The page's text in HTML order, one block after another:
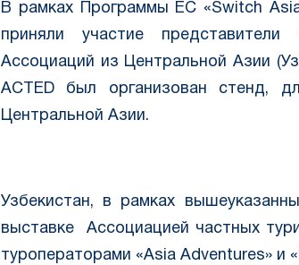
В рамках Программы ЕС «Switch
приняли участие
Ассоциаций из Центральной Азии
ACTED был организован стенд,
Центральной Азии.
Узбекистан, в рамках
выставке
Ассоциацией частных
туроператорами «Аsia Adventures» и